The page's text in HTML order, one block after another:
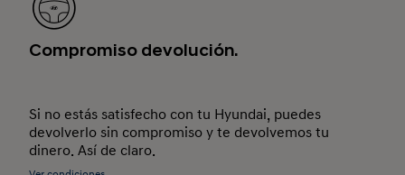
Compromiso devolución.
Si no estás satisfecho con tu Hyundai, puedes
devolverlo sin compromiso y te devolvemos tu
dinero. Así de claro.